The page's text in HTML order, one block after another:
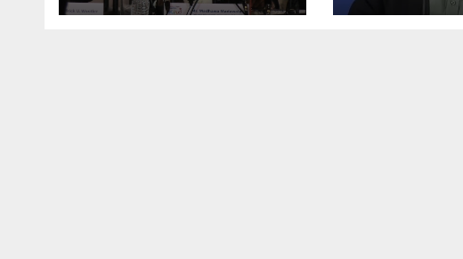
අන්දමින් (video)
කරනවා